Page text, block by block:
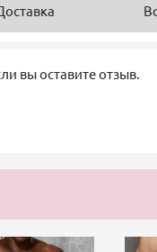
вы оставите отзыв.